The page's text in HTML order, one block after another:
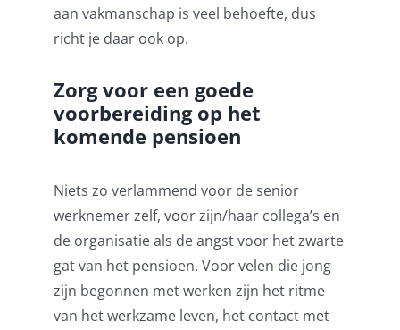
aan vakmanschap is veel behoefte, dus
richt je daar ook op.
Zorg voor een goede
voorbereiding op het
komende pensioen
Niets zo verlammend voor de senior
werknemer zelf, voor zijn/haar collega’s en
de organisatie als de angst voor het zwarte
gat van het pensioen. Voor velen die jong
zijn begonnen met werken zijn het ritme
van het werkzame leven, het contact met